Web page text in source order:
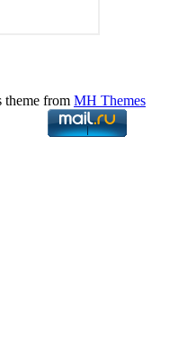
theme from MH Themes